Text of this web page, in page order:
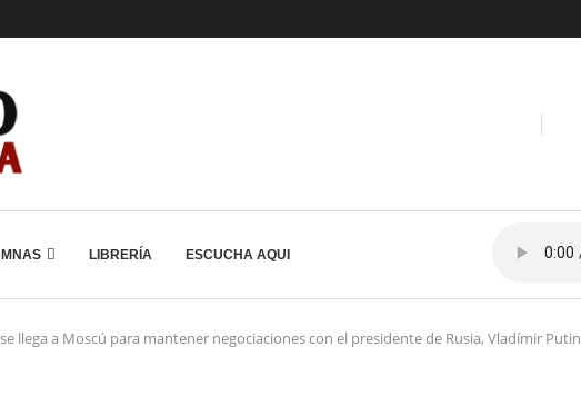
LIBRERÍA ESCUCHA AQUI
llega a Moscú para mantener negociaciones con el presidente de Rusia, Vladímir Putin